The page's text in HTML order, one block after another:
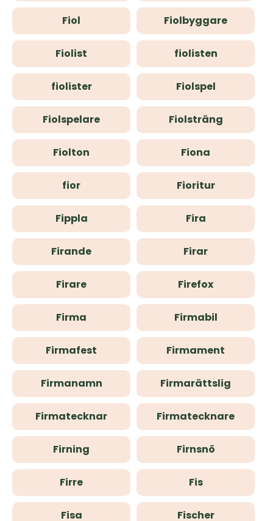
Fiol Fiolbyggare
Fiolist fiolisten
fiolister Fiolspel
Fiolspelare Fiolsträng
Fiolton Fiona
fior Fioritur
Fippla Fira
Firande Firar
Firare Firefox
Firma Firmabil
Firmafest Firmament
Firmanamn Firmarättslig
Firmatecknar Firmatecknare
Firning Firnsnö
Firre Fis
Fisa Fischer